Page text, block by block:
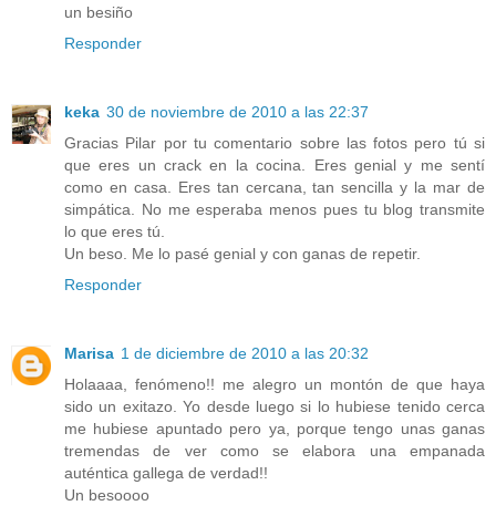
un besiño
Responder
keka 30 de noviembre de 2010 a las 22:37
Gracias Pilar por tu comentario sobre las fotos pero tú si
que eres un crack en la cocina. Eres genial y me sentí
como en casa. Eres tan cercana, tan sencilla y la mar de
simpática. No me esperaba menos pues tu blog transmite
lo que eres tú.
Un beso. Me lo pasé genial y con ganas de repetir.
Responder
Marisa 1 de diciembre de 2010 a las 20:32
Holaaaa, fenómeno!! me alegro un montón de que haya
sido un exitazo. Yo desde luego si lo hubiese tenido cerca
me hubiese apuntado pero ya, porque tengo unas ganas
tremendas de ver como se elabora una empanada
auténtica gallega de verdad!!
Un besoooo